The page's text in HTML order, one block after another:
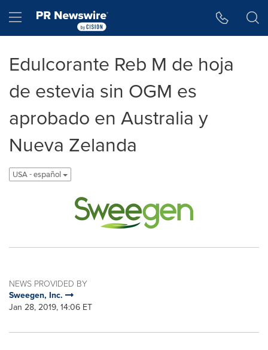
Hamburger menu
Edulcorante Reb M de hoja
de estevia sin OGM es
aprobado en Australia y
Nueva Zelanda
USA - español
NEWS PROVIDED BY
Sweegen, Inc.
Jan 28, 2019, 14:06 ET